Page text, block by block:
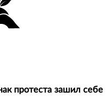
протеста зашил себе